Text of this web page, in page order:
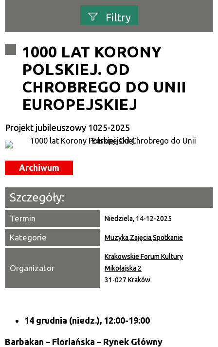
Filtry
Kategoria
Trwające w zakresie
—
Miejsce
1000 LAT KORONY
POLSKIEJ. OD
CHROBREGO DO UNII
EUROPEJSKIEJ
Projekt jubileuszowy 1025-2025
Archiwum
Szczegóły:
Termin Niedziela, 14-12-2025
Kategorie Muzyka,Zajęcia,Spotkanie
Organizator
Krakowskie Forum Kultury
Mikołajska 2
31-027 Kraków
14 grudnia (niedz.), 12:00-19:00
Barbakan – Floriańska – Rynek Główny